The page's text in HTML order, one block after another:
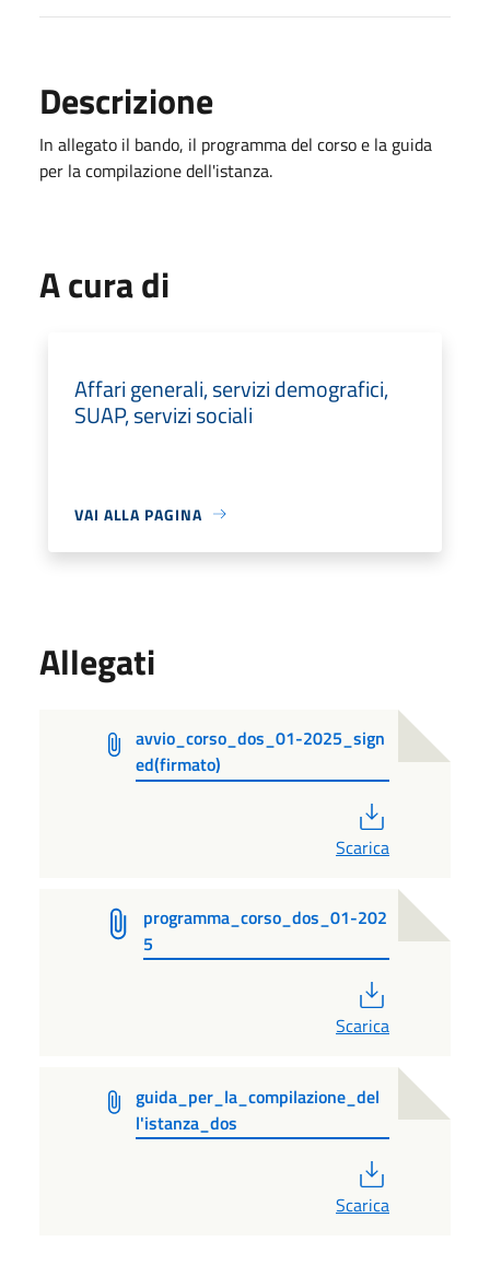
Descrizione
In allegato il bando, il programma del corso e la guida
per la compilazione dell'istanza.
A cura di
Affari generali, servizi demografici,
SUAP, servizi sociali
VAI ALLA PAGINA
Allegati
avvio_corso_dos_01-2025_sign
ed(firmato)
Scarica
programma_corso_dos_01-202
5
Scarica
guida_per_la_compilazione_del
l'istanza_dos
Scarica